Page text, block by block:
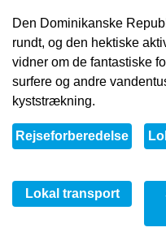
Den Dominikanske
rundt, og den hektiske
vidner om de fantastiske
surfere og andre
kyststrækning.
Rejseforberedelse
Lokal transport